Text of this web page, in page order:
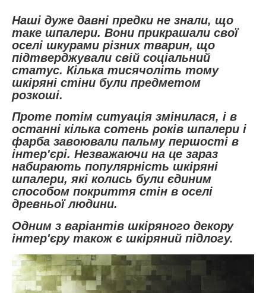
Наші дуже давні предки не знали, що
таке шпалери. Вони прикрашали свої
оселі шкурами різних тварин, що
підтверджували свій соціальний
статус. Кілька тисячоліть тому
шкіряні стіни були предметом
розкоші.
Проте потім ситуація змінилася, і в
останні кілька сотень років шпалери і
фарба завоювали пальму першості в
інтер'єрі. Незважаючи на це зараз
набирають популярність шкіряні
шпалери, які колись були єдиним
способом покриття стін в оселі
древньої людини.
Одним з варіантів шкіряного декору
інтер'єру також є шкіряний підлогу.